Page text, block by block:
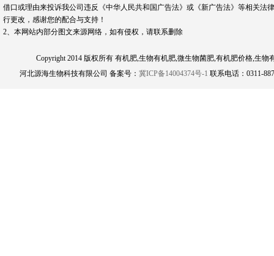
借口或理由来投诉我公司违反《中华人民共和国广告法》或《新广告法》等相关
行更改，感谢您的配合与支持！
2、本网站内部分图文来源网络，如有侵权，请联系删除
Copyright 2014 版权所有 有机肥,生物有机肥,微生物菌肥,有机肥价格,生
河北源海生物科技有限公司 备案号： 冀ICP备14004374号-1 联系电话：0311-